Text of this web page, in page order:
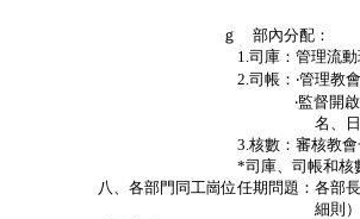
ｇ 部內分配：
1.司庫：管理流動現金及
2.司帳：‧管理教會一切收
‧監督開啟奉獻箱，登
名、日期等
3.核數：審核教會一切財政
*司庫、司帳和核數等工作
八、各部門同工崗位任期問題：各部長
細則）